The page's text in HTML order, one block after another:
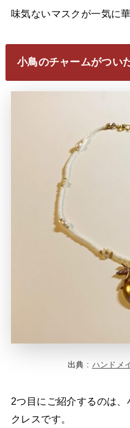
味気ないマスクが一気に
小鳥のチャームがつい
出典 : ハンドメ
2つ目にご紹介するのは
クレスです。